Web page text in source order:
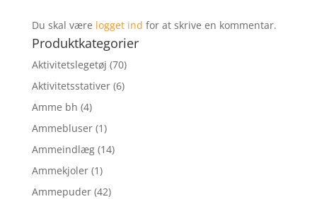
Du skal være logget ind for at skrive en kommentar.
Produktkategorier
Aktivitetslegetøj (70)
Aktivitetsstativer (6)
Amme bh (4)
Ammebluser (1)
Ammeindlæg (14)
Ammekjoler (1)
Ammepuder (42)